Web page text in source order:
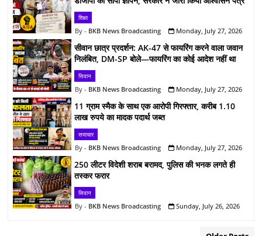
शिक्षा
BKB News Broadcasting Monday, July 27, 2026
सीवान छात्र प्रदर्शन: AK-47 से फायरिंग करने वाला जवान
निलंबित, DM-SP बोले—फायरिंग का कोई आदेश नहीं था
सिवान
BKB News Broadcasting Monday, July 27, 2026
11 ग्राम स्मैक के साथ एक आरोपी गिरफ्तार, करीब 1.10
लाख रुपये का मादक पदार्थ जब्त
समाचार
BKB News Broadcasting Monday, July 27, 2026
250 लीटर विदेशी शराब बरामद, पुलिस की भनक लगते ही
तस्कर फरार
सिवान
BKB News Broadcasting Sunday, July 26, 2026